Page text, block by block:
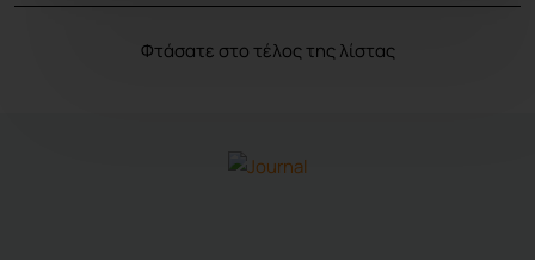
Φτάσατε στο τέλος της λίστας